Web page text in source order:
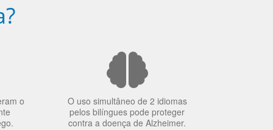
o
O uso simultâneo de 2 idiomas
pelos bilíngues pode proteger
contra a doença de Alzheimer.